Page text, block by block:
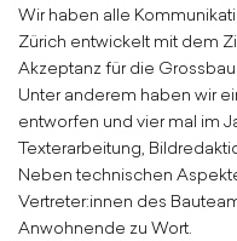
Wir haben alle
Zürich entwickelt mit dem
Akzeptanz für die
Unter anderem haben wir
entworfen und vier mal im
Texterarbeitung,
Neben technischen
Vertreter:innen des
Anwohnende zu Wort.